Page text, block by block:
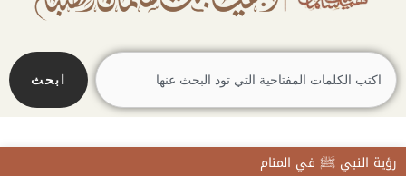
Search
ابحث
رؤية النبي ﷺ في المنام